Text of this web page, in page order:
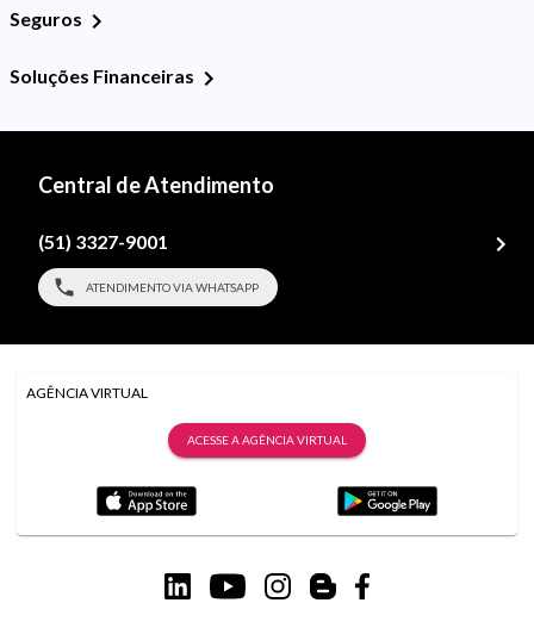
Seguros
Soluções Financeiras
Central de Atendimento
(51) 3327-9001
ATENDIMENTO VIA WHATSAPP
AGÊNCIA VIRTUAL
ACESSE A AGÊNCIA VIRTUAL